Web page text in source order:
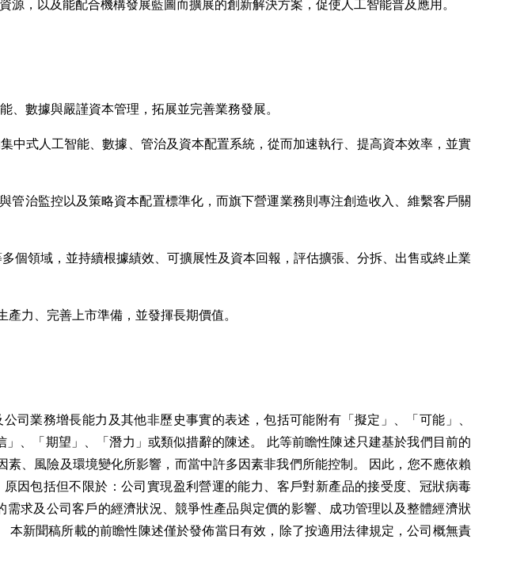
，以及能配合機構發展藍圖而擴展的創新解決方案，促使人工智能普及應用。
數據與嚴謹資本管理，拓展並完善業務發展。
式人工智能、數據、管治及資本配置系統，從而加速執行、提高資本效率，並實
治監控以及策略資本配置標準化，而旗下營運業務則專注創造收入、維繫客戶關
個領域，並持續根據績效、可擴展性及資本回報，評估擴張、分拆、出售或終止業
力、完善上市準備，並發揮長期價值。
業務增長能力及其他非歷史事實的表述，包括可能附有「擬定」、「可能」、
、「期望」、「潛力」或類似措辭的陳述。 此等前瞻性陳述只建基於我們目前的
、風險及環境變化所影響，而當中許多因素非我們所能控制。 因此，您不應依賴
因包括但不限於：公司實現盈利營運的能力、客戶對新產品的接受度、冠狀病毒
求及公司客戶的經濟狀況、競爭性產品與定價的影響、成功管理以及整體經濟狀
新聞稿所載的前瞻性陳述僅於發佈當日有效，除了按適用法律規定，公司概無責